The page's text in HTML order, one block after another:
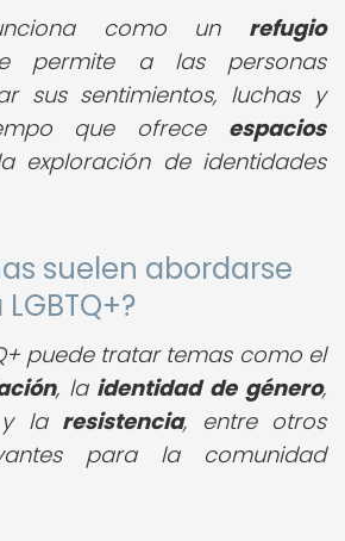
como un refugio
permite a las personas
sus sentimientos, luchas y
que ofrece espacios
exploración de identidades
suelen abordarse
puede tratar temas como el
, la identidad de género,
la resistencia, entre otros
para la comunidad